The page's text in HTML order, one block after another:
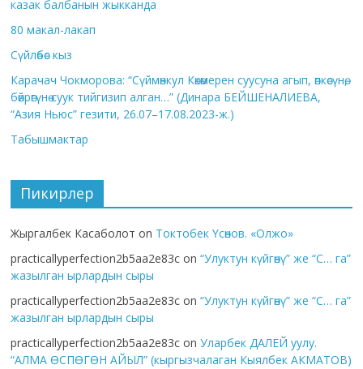
казак балбанын жыкканда
80 макал-лакап
Сүйлөбөс кыз
Карачач Чокморова: “Сүймөнкул Көкөмерен суусуна агып, өпкөсүнө,
бөйрөгүнө суук тийгизип алган…” (Динара БЕЙШЕНАЛИЕВА,
“Азия Ньюс” гезити, 26.07–17.08.2023-ж.)
Табышмактар
Пикирлер
Жыргалбек Касаболот on Токтобек Үсөнов. «Олжо»
practicallyperfection2b5aa2e83c on“Улуктун күйгөнү” же “С… га”
жазылган ырлардын сыры
practicallyperfection2b5aa2e83c on“Улуктун күйгөнү” же “С… га”
жазылган ырлардын сыры
practicallyperfection2b5aa2e83c onУларбек ДАЛЕЙ уулу.
“АЛМА ӨСПӨГӨН АЙЫЛ” (кыргызчалаган Кыялбек АКМАТОВ)